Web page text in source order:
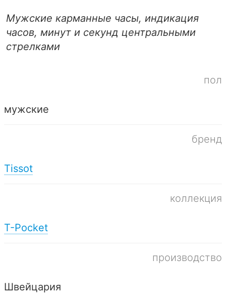
Мужские карманные часы, индикация
часов, минут и секунд центральными
стрелками
пол
мужские
бренд
Tissot
коллекция
T-Pocket
производство
Швейцария